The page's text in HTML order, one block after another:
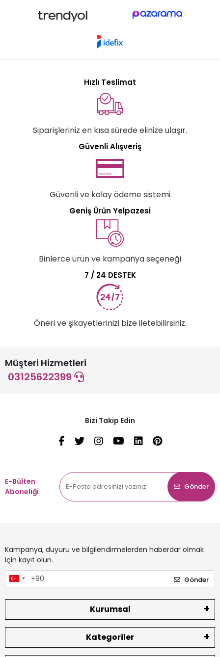
Hızlı Teslimat
Siparişleriniz en kısa sürede elinize ulaşır.
Güvenli Alışveriş
Güvenli ve kolay ödeme sistemi
Geniş Ürün Yelpazesi
Binlerce ürün ve kampanya seçeneği
7 / 24 DESTEK
Öneri ve şikayetlerinizi bize iletebilirsiniz.
Müşteri Hizmetleri
03125622399
Bizi Takip Edin
E-Bülten
Aboneliği
Gönder
Kampanya, duyuru ve bilgilendirmelerden haberdar olmak
için kayıt olun.
Gönder
Kurumsal
Kategoriler